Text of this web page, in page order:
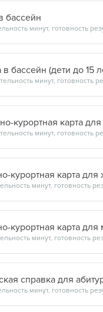
бассейн
бассейн (дети до 15
курортная карта
курортная карта
курортная карта для
справка для